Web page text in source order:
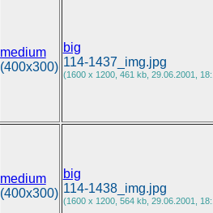
medium
(400x300)
big
114-1437_img.jpg
(1600 x 1200, 461 kb, 29.06.2001,
medium
(400x300)
big
114-1438_img.jpg
(1600 x 1200, 564 kb, 29.06.2001,